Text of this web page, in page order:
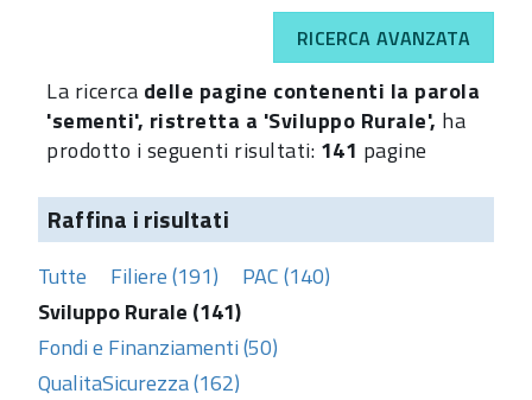
RICERCA AVANZATA
La ricerca delle pagine contenenti la parola
'sementi', ristretta a 'Sviluppo Rurale', ha
prodotto i seguenti risultati: 141 pagine
Raffina i risultati
Tutte Filiere (191)
PAC (140)
Sviluppo Rurale (141)
Fondi e Finanziamenti (50)
QualitaSicurezza (162)